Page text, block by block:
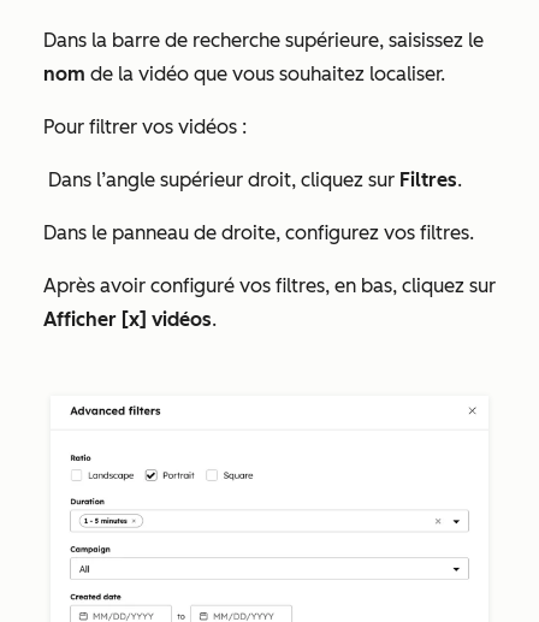
Dans la barre de recherche supérieure, saisissez le
nom de la vidéo que vous souhaitez localiser.
Pour filtrer vos vidéos :
Dans l’angle supérieur droit, cliquez sur Filtres.
Dans le panneau de droite, configurez vos filtres.
Après avoir configuré vos filtres, en bas, cliquez sur
Afficher [x] vidéos.